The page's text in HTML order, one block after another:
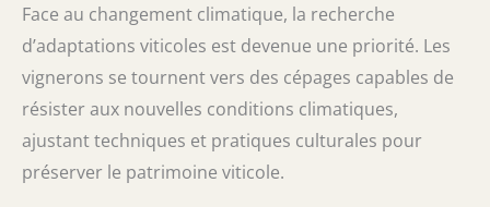
Face au changement climatique, la recherche
d’adaptations viticoles est devenue une priorité. Les
vignerons se tournent vers des cépages capables de
résister aux nouvelles conditions climatiques,
ajustant techniques et pratiques culturales pour
préserver le patrimoine viticole.